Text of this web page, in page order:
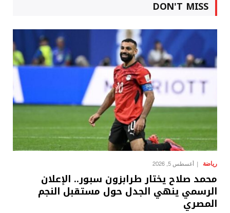
DON'T MISS
رياضة أغسطس 5, 2026
محمد صلاح يختار طرابزون سبور.. الإعلان
الرسمي ينهي الجدل حول مستقبل النجم
المصري